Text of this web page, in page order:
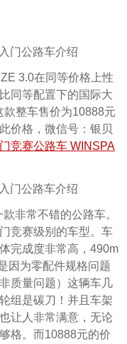
3.0在同等价格上性
同等配置下的国际大
整车售价为10888元
价格，微信号：银贝
竞赛公路车 WINSPA
非常不错的公路车。
竞赛级别的车型。车
完成度非常高，490m
因为零配件规格问题
质量问题）这辆车几
组是碳刀！并且车架
让人非常满意，无论
格。而10888元的价